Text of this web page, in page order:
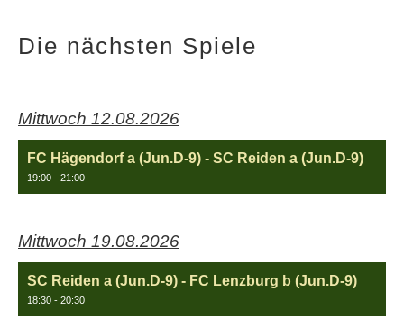
Die nächsten Spiele
Mittwoch 12.08.2026
FC Hägendorf a (Jun.D-9) - SC Reiden a (Jun.D-9)
19:00 - 21:00
Mittwoch 19.08.2026
SC Reiden a (Jun.D-9) - FC Lenzburg b (Jun.D-9)
18:30 - 20:30